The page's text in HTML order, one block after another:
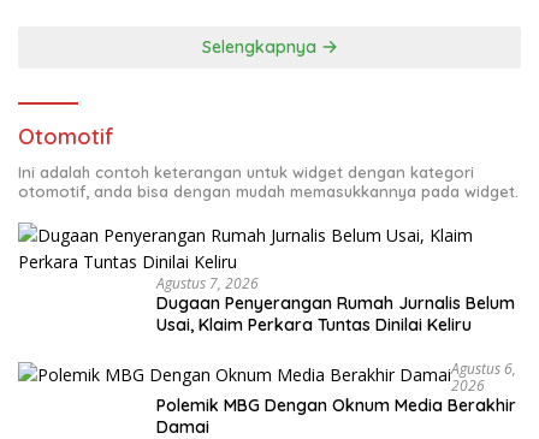
Selengkapnya
Otomotif
Ini adalah contoh keterangan untuk widget dengan kategori
otomotif, anda bisa dengan mudah memasukkannya pada widget.
Agustus 7, 2026
Dugaan Penyerangan Rumah Jurnalis Belum
Usai, Klaim Perkara Tuntas Dinilai Keliru
Agustus 6,
2026
Polemik MBG Dengan Oknum Media Berakhir
Damai